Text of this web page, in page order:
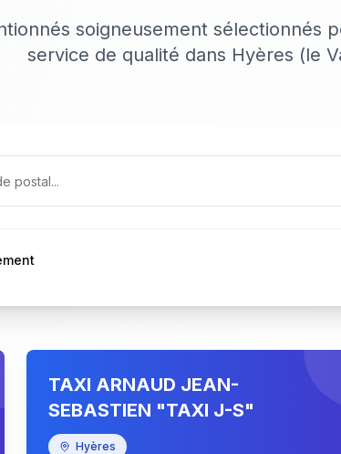
soigneusement sélectionnés
service de qualité dans Hyères (le
TAXI ARNAUD JEAN-
SEBASTIEN "TAXI J-S"
Hyères